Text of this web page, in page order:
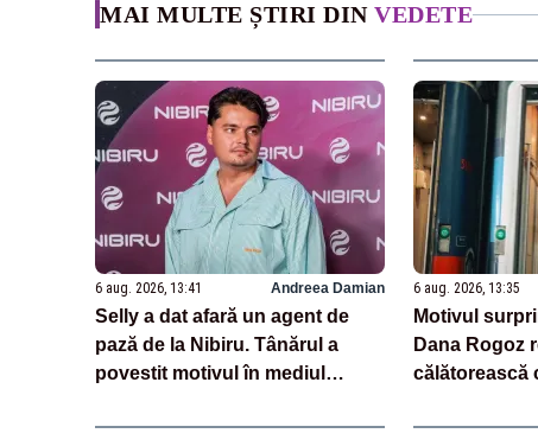
MAI MULTE ȘTIRI DIN VEDETE
6 aug. 2026, 13:41 Andreea Damian
Selly a dat afară un agent de
pază de la Nibiru. Tânărul a
povestit motivul în mediul
6 aug. 2026, 13:35
Motivul
Dana Rogoz
călătorească